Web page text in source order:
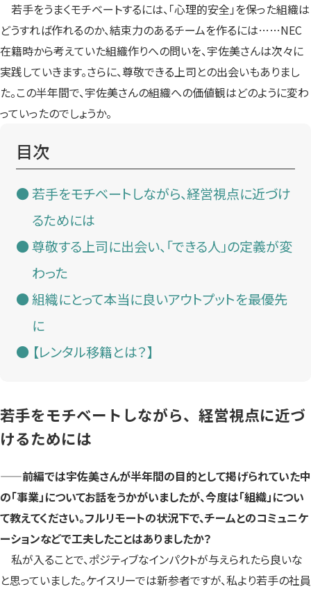
若手をうまくモチベートするには、「心理的安全」を保った組織は
どうすれば作れるのか、結束力のあるチームを作るには……NEC
在籍時から考えていた組織作りへの問いを、宇佐美さんは次々に
実践していきます。さらに、尊敬できる上司との出会いもありまし
た。この半年間で、宇佐美さんの組織への価値観はどのように変わ
っていったのでしょうか。
目次
若手をモチベートしながら、経営視点に近づけ
るためには
尊敬する上司に出会い、「できる人」の定義が変
わった
組織にとって本当に良いアウトプットを最優先
に
【レンタル移籍とは？】
若手をモチベートしながら、経営視点に近づ
けるためには
——前編では宇佐美さんが半年間の目的として掲げられていた中
の「事業」についてお話をうかがいましたが、今度は「組織」につい
て教えてください。フルリモートの状況下で、チームとのコミュニケ
ーションなどで工夫したことはありましたか？
私が入ることで、ポジティブなインパクトが与えられたら良いな
と思っていました。ケイスリーでは新参者ですが、私より若手の社員